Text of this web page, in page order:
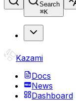
Search
⌘K
Kazami
Docs
News
Dashboard